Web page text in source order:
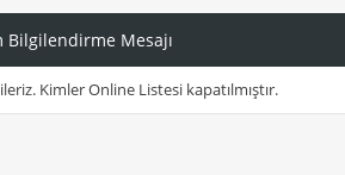
Bilgilendirme Mesajı
Kimler Online Listesi kapatılmıştır.